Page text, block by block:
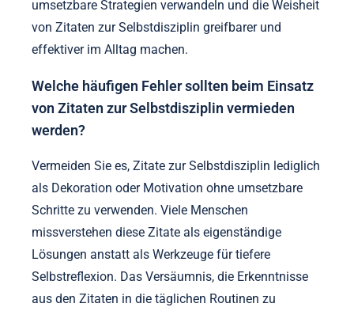
umsetzbare Strategien verwandeln und die Weisheit
von Zitaten zur Selbstdisziplin greifbarer und
effektiver im Alltag machen.
Welche häufigen Fehler sollten beim Einsatz
von Zitaten zur Selbstdisziplin vermieden
werden?
Vermeiden Sie es, Zitate zur Selbstdisziplin lediglich
als Dekoration oder Motivation ohne umsetzbare
Schritte zu verwenden. Viele Menschen
missverstehen diese Zitate als eigenständige
Lösungen anstatt als Werkzeuge für tiefere
Selbstreflexion. Das Versäumnis, die Erkenntnisse
aus den Zitaten in die täglichen Routinen zu